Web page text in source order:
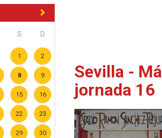
S D
1 2
8 9
15 16
22 23
29 30
Sevilla -
jornada 16